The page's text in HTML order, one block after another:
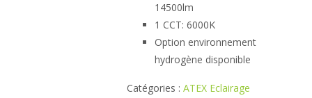
14500lm
1 CCT: 6000K
Option environnement
hydrogène disponible
Catégories : ATEX Eclairage